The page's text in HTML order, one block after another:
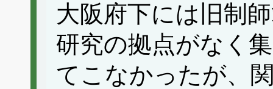
大阪府下には旧制
研究の拠点がなく
てこなかったが、